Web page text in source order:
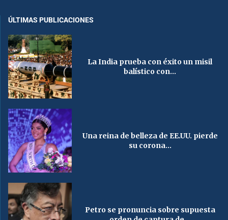
ÚLTIMAS PUBLICACIONES
La India prueba con éxito un misil
balístico con...
Una reina de belleza de EE.UU. pierde
su corona...
Petro se pronuncia sobre supuesta